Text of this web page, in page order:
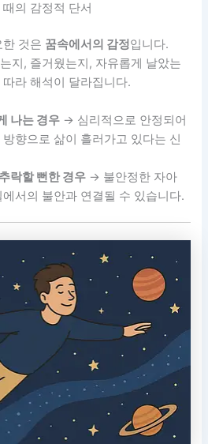
의 감정적 단서
것은 꿈속에서의 감정입니다.
지, 즐거웠는지, 자유롭게 날았는
라 해석이 달라집니다.
나는 경우 → 심리적으로 안정되어
향으로 삶이 흘러가고 있다는 신
락할 뻔한 경우 → 불안정한 자아
서의 불안과 연결될 수 있습니다.